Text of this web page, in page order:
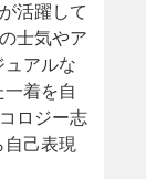
活躍して
士気やア
ュアルな
着を自
ロジー志
己表現